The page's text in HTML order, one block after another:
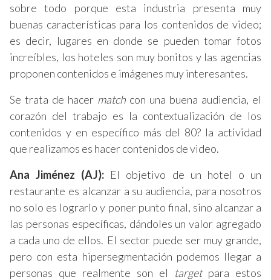
sobre todo porque esta industria presenta muy
buenas características para los contenidos de video;
es decir, lugares en donde se pueden tomar fotos
increíbles, los hoteles son muy bonitos y las agencias
proponen contenidos e imágenes muy interesantes.
Se trata de hacer match con una buena audiencia, el
corazón del trabajo es la contextualización de los
contenidos y en específico más del 80? la actividad
que realizamos es hacer contenidos de video.
Ana Jiménez (AJ): El objetivo de un hotel o un
restaurante es alcanzar a su audiencia, para nosotros
no solo es lograrlo y poner punto final, sino alcanzar a
las personas específicas, dándoles un valor agregado
a cada uno de ellos. El sector puede ser muy grande,
pero con esta hipersegmentación podemos llegar a
personas que realmente son el targetpara estos